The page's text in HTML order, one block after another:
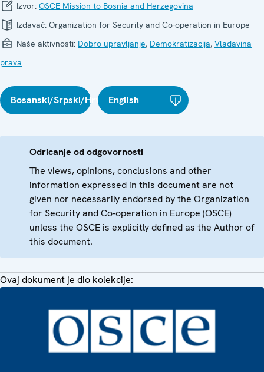
Izvor: OSCE Mission to Bosnia and Herzegovina
Izdavač: Organization for Security and Co-operation in Europe
Naše aktivnosti: Dobro upravljanje, Demokratizacija, Vladavina
prava
Bosanski/Srpski/HrvatskiEnglish
Odricanje od odgovornosti
The views, opinions, conclusions and other
information expressed in this document are not
given nor necessarily endorsed by the Organization
for Security and Co-operation in Europe (OSCE)
unless the OSCE is explicitly defined as the Author of
this document.
Ovaj dokument je dio kolekcije: